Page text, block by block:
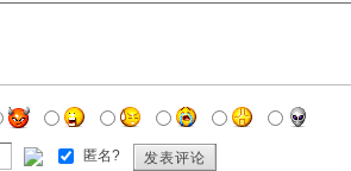
匿名? 发表评论